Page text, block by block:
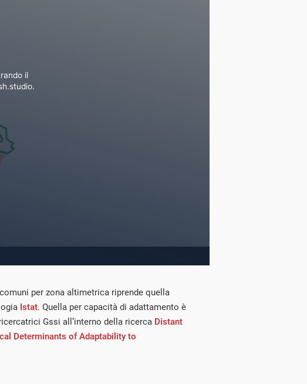
il
per zona altimetrica riprende quella
Istat. Quella per capacità di adattamento è
Gssi all’interno della ricerca Distant
Determinants of Adaptability to